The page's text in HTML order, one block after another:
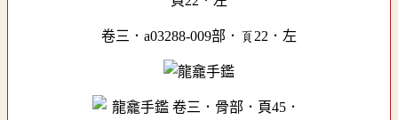
卷三．a03288-009部．頁22．左